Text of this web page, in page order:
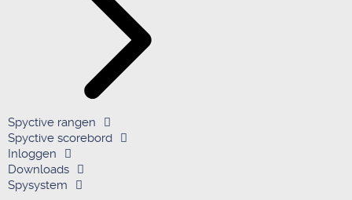
Spyctive rangen
Spyctive scorebord
Inloggen
Downloads
Spysystem